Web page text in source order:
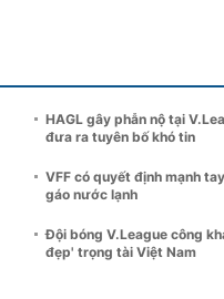
HAGL gây phẫn nộ tại
đưa ra tuyên bố khó tin
VFF có quyết định mạnh
gáo nước lạnh
Đội bóng V.League công
đẹp' trọng tài Việt Nam